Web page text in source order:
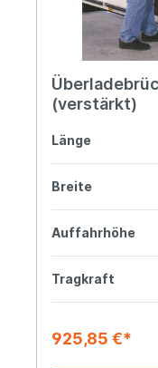
(verstärkt)
Länge
Breite
Auffahrhöhe
Tragkraft
925,85 €*